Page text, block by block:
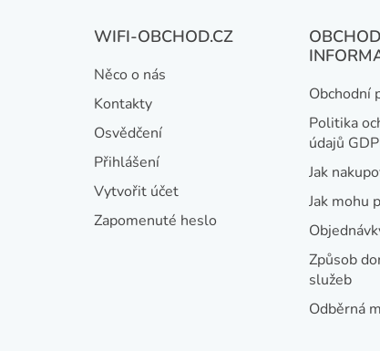
WIFI-OBCHOD.CZ
Něco o nás
Kontakty
Osvědčení
Přihlášení
Vytvořit účet
Zapomenuté heslo
Obchodní
Politika
údajů
Jak
Jak mohu
Způsob
služeb
Odběrná